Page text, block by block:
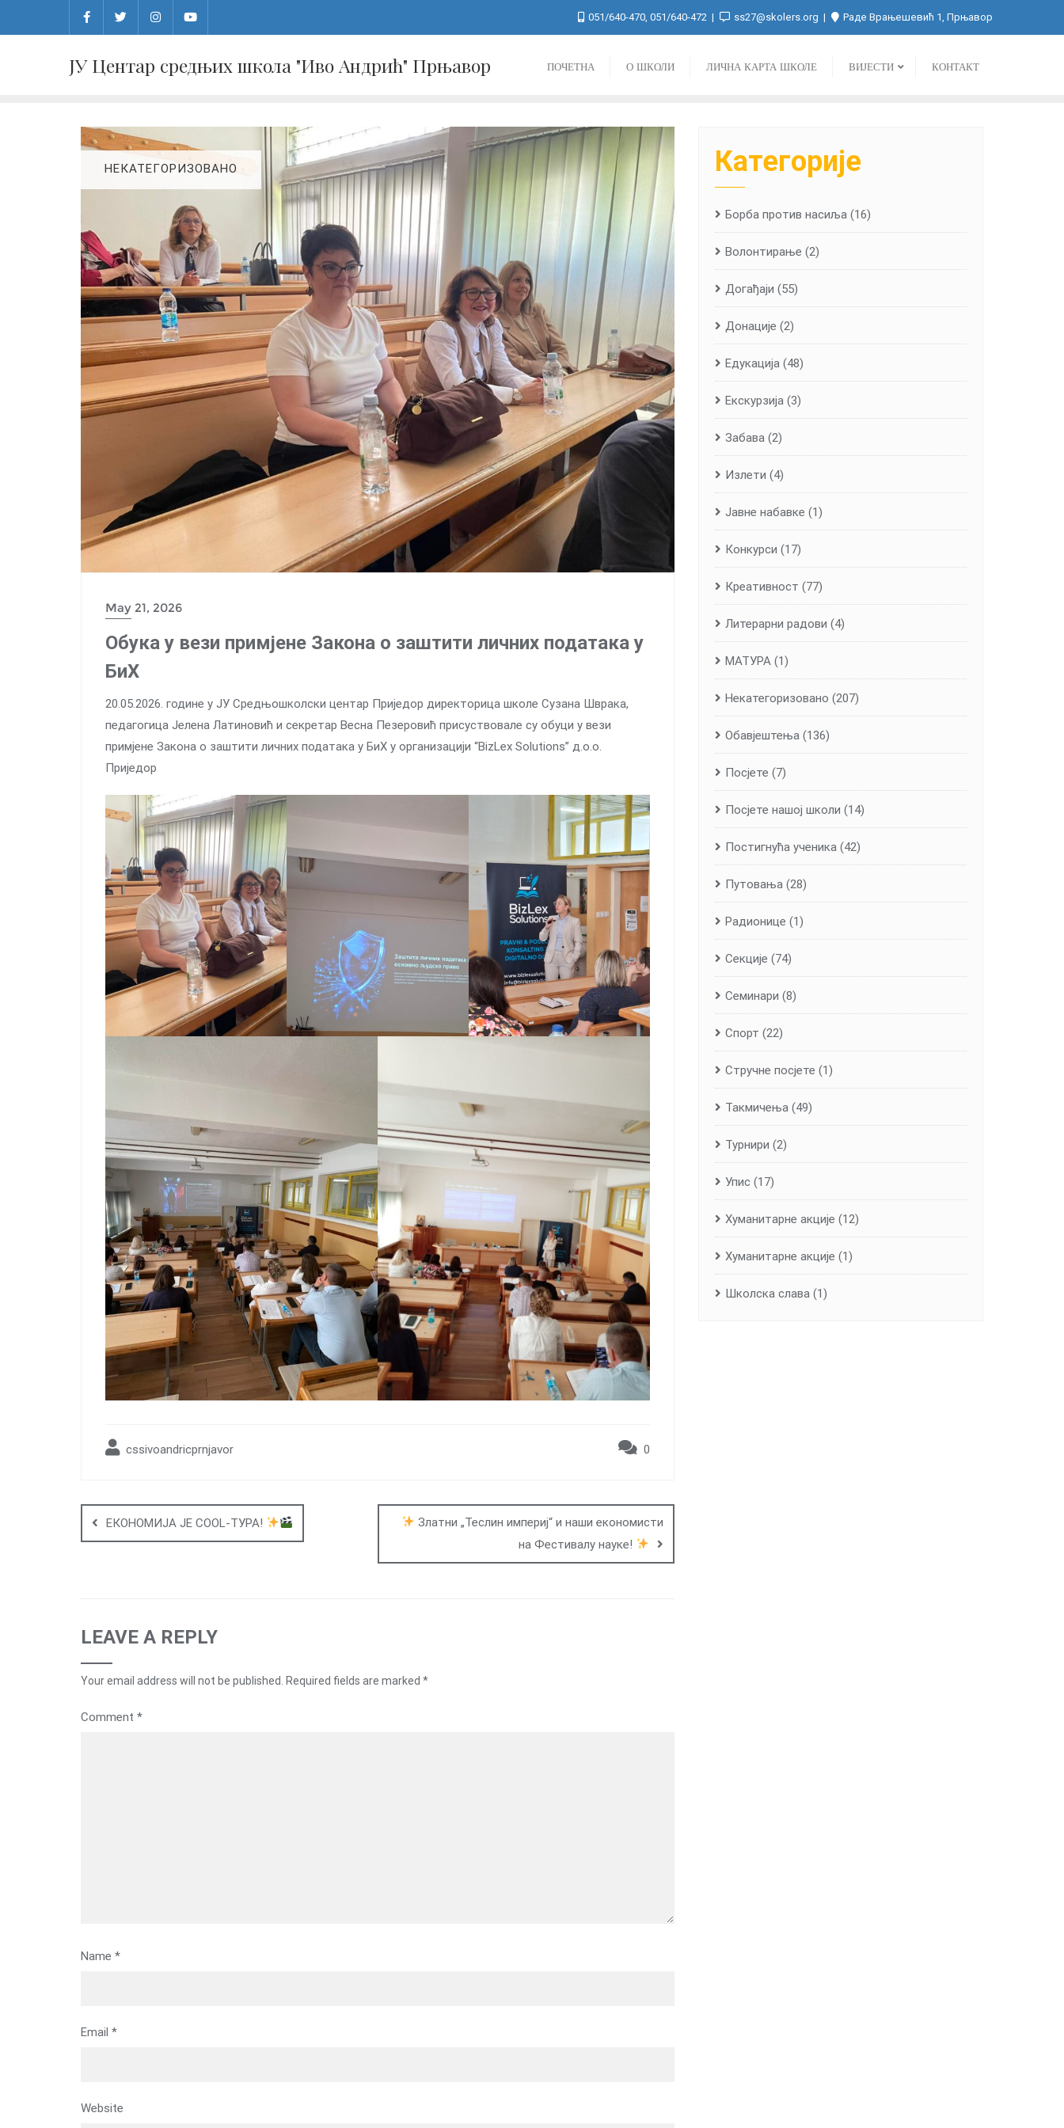
051/640-470, 051/640-472 ss27@skolers.org Раде Врањешевић 1, Прњавор
ЈУ Центар средњих школа "Иво Андрић" Прњавор ПОЧЕТНА О ШКОЛИ ЛИЧНА КАРТА ШКОЛЕ ВИЈЕСТИ КОНТАКТ
НЕКАТЕГОРИЗОВАНО
May 21, 2026
Обука у вези примјене Закона о заштити личних података у
БиХ
20.05.2026. године у ЈУ Средњошколски центар Приједор директорица школе Сузана Шврака,
педагогица Јелена Латиновић и секретар Весна Пезеровић присуствовале су обуци у вези
примјене Закона о заштити личних података у БиХ у организацији “BizLex Solutions” д.о.о.
Приједор
cssivoandricprnjavor 0
navigation
ЕКОНОМИЈА ЈЕ COOL-ТУРА!
Златни „Теслин империј“ и наши економисти
на Фестивалу науке!
LEAVE A REPLY
Your email address will not be published. Required fields are marked *
Comment *
Name *
Email *
Website
Категорије
Борба против насиља (16)
Волонтирање (2)
Догађаји (55)
Донације (2)
Едукација (48)
Екскурзија (3)
Забава (2)
Излети (4)
Јавне набавке (1)
Конкурси (17)
Креативност (77)
Литерарни радови (4)
МАТУРА (1)
Некатегоризовано (207)
Обавјештења (136)
Посјете (7)
Посјете нашој школи (14)
Постигнућа ученика (42)
Путовања (28)
Радионице (1)
Секције (74)
Семинари (8)
Спорт (22)
Стручне посјете (1)
Такмичења (49)
Турнири (2)
Упис (17)
Хуманитарне aкције (12)
Хуманитарне акције (1)
Школска слава (1)